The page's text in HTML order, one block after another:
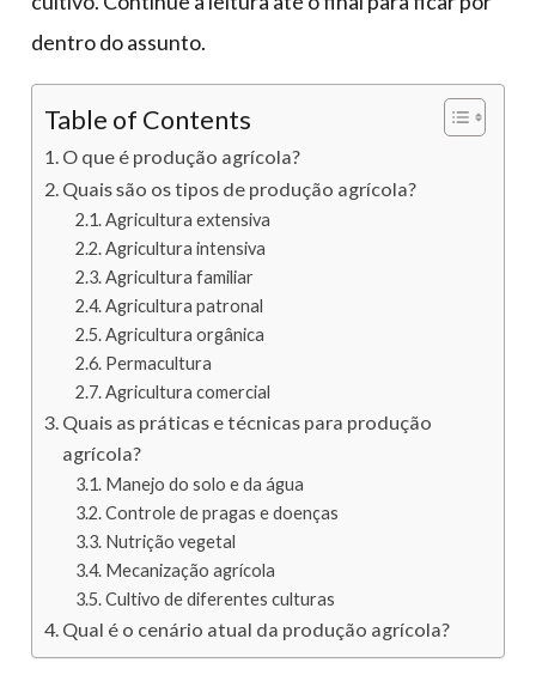
dentro do assunto.
Table of Contents
O que é produção agrícola?
Quais são os tipos de produção agrícola?
Agricultura extensiva
Agricultura intensiva
Agricultura familiar
Agricultura patronal
Agricultura orgânica
Permacultura
Agricultura comercial
Quais as práticas e técnicas para produção
agrícola?
Manejo do solo e da água
Controle de pragas e doenças
Nutrição vegetal
Mecanização agrícola
Cultivo de diferentes culturas
Qual é o cenário atual da produção agrícola?